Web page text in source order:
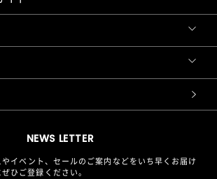
NEWS LETTER
イベント、セールのご案内などをいち早くお届け
ひご登録ください。